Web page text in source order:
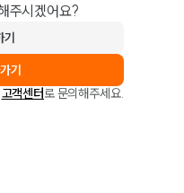
주시겠어요?
기
기
고객센터로 문의해주세요.